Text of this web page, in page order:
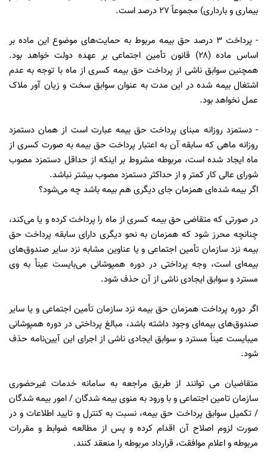
بیماری و بارداری) مجموعاً ۲۷ درصد است.
- پرداخت ۳ درصد حق بیمه مربوط به حمایت‌های موضوع این ماده بر
اساس ماده (۲۸) قانون تأمین اجتماعی بر عهده دولت خواهد بود.
همچنین سوابق ناشی از پرداخت حق بیمه کسری از ماه با توجه به عدم
اشتغال بیمه شده در این مدت به عنوان سوابق سخت و زیان آور ملاک
عمل نخواهد بود.
- دستمزد روزانه مبنای پرداخت حق بیمه عبارت است از همان دستمزد
روزانه ماهی که سابقه آن به اعتبار پرداخت حق بیمه به صورت کسری از
ماه ایجاد شده است، مربوطه مشروط بر اینکه از حداقل دستمزد مصوب
شورای عالی کار کمتر و از حداکثر دستمزد مصوب بیشتر نباشد.
اگر بیمه شده‌ای همزمان جای دیگری هم بیمه باشد چه می‌شود؟
در صورتی که متقاضی حق بیمه کسری از ماه را پرداخت کرده و یا می‌کند،
چنانچه محرز شود که همزمان به نحو دیگری دارای سابقه پرداخت حق
بیمه نزد سازمان تأمین اجتماعی و یا عناوین مشابه نزد سایر صندوق‌های
بیمه‌ای است، وجه پرداختی در دوره همپوشانی می‌بایست عیناً به وی
مسترد و سوابق ایجادی ناشی از آن حذف شود.
اگر دوره پرداخت همزمان حق بیمه نزد سازمان تأمین اجتماعی و یا سایر
صندوق‌های بیمه‌ای وجود داشته باشد، مبالغ پرداختی در دوره همپوشانی
میبایست عیناً مسترد و سوابق ایجادی ناشی از اجرای این آیین‌نامه حذف
شود.
متقاضیان می‏ توانند از طریق مراجعه به سامانه خدمات غیرحضوری
سازمان تامین‏ اجتماعی و با ورود به منوی بیمه‏ شدگان / امور بیمه‏ شدگان
‏‏‏/ تکمیل سوابق پرداخت حق ‏بیمه، نسبت به کنترل و تایید اطلاعات و در
صورت لزوم اصلاح آن اقدام کرده و پس از مطالعه ضوابط و مقررات
مربوطه و اعلام موافقت، قرارداد مربوطه را منعقد کنند.